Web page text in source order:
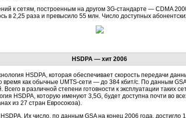
к сетям, построенным на другом 3G-стандарте — CDMA
в 2,25 раза и превысило 55 млн. Число доступных
HSDPA — хит 2006
HSDPA, которая обеспечивает скорость передачи
время как обычные UMTS-сети — до 384 кбит/с. По данным
Всего в различной степени готовности к эксплуатации таких
HSDPA, которую именуют 3,5G, будет доступна почти во
из 27 стран Евросоюза).
Их число, по данным GSA на конец 2006 года,